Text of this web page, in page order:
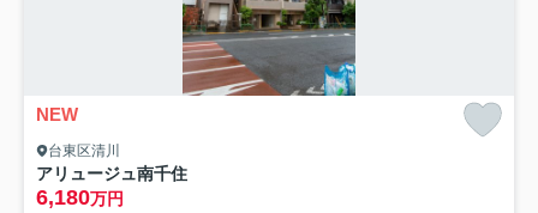
NEW
台東区清川
アリュージュ南千住
6,180万円